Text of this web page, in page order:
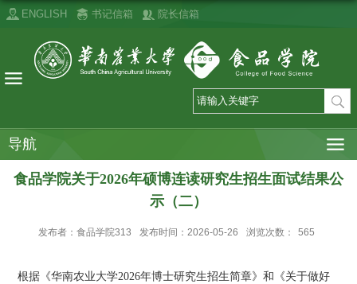
ENGLISH 书记信箱 院长信箱
导航
食品学院关于2026年硕博连读研究生招生面试结果公
示（二）
发布者：食品学院313 发布时间：2026-05-26 浏览次数： 565
根据《华南农业大学2026年博士研究生招生简章》和《关于做好